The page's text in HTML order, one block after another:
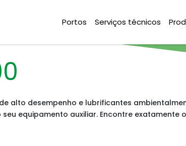
Portos Serviços técnicos
alto desempenho e lubrificantes
equipamento auxiliar. Encontre exatamente